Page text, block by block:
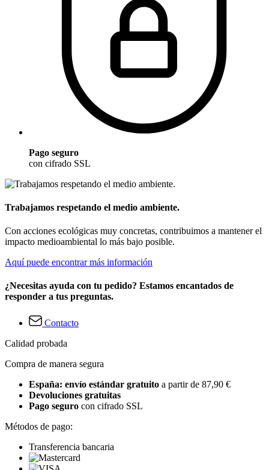
Pago seguro
con cifrado SSL
Trabajamos respetando el medio ambiente.
Con acciones ecológicas muy concretas, contribuimos a mantener el
impacto medioambiental lo más bajo posible.
Aquí puede encontrar más información
¿Necesitas ayuda con tu pedido? Estamos encantados de
responder a tus preguntas.
Contacto
Calidad probada
Compra de manera segura
España: envío estándar gratuito a partir de 87,90 €
Devoluciones gratuitas
Pago seguro con cifrado SSL
Métodos de pago:
Transferencia bancaria